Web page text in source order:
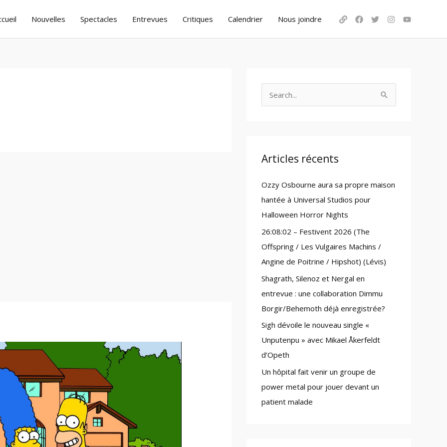
Nouvelles Spectacles Entrevues Critiques Calendrier Nous joindre
c
f
o
r
:
Articles récents
Ozzy Osbourne aura sa propre maison
hantée à Universal Studios pour
Halloween Horror Nights
26:08:02 – Festivent 2026 (The
Offspring / Les Vulgaires Machins /
Angine de Poitrine / Hipshot) (Lévis)
Shagrath, Silenoz et Nergal en
entrevue : une collaboration Dimmu
Borgir/Behemoth déjà enregistrée?
Sigh dévoile le nouveau single «
Unputenpu » avec Mikael Åkerfeldt
d’Opeth
Un hôpital fait venir un groupe de
power metal pour jouer devant un
patient malade